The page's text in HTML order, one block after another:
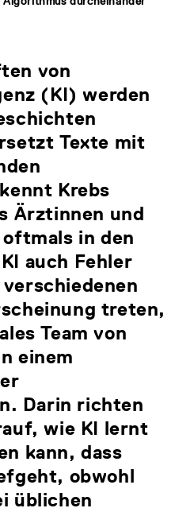
von
(KI) werden
Texte mit
Krebs
Ärztinnen und
in den
auch Fehler
treten,
Team von
einem
Darin richten
wie KI lernt
kann, dass
obwohl
üblichen